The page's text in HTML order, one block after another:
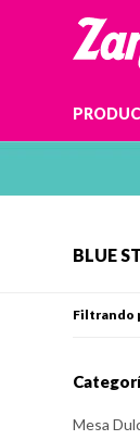
BLUE
Filtrando
Mesa